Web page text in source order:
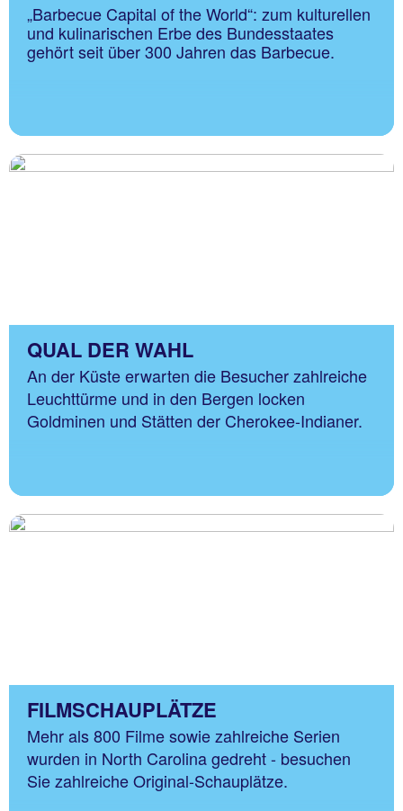
„Barbecue Capital of the World“: zum kulturellen
und kulinarischen Erbe des Bundesstaates
gehört seit über 300 Jahren das Barbecue.
QUAL DER WAHL
An der Küste erwarten die Besucher zahlreiche
Leuchttürme und in den Bergen locken
Goldminen und Stätten der Cherokee-Indianer.
FILMSCHAUPLÄTZE
Mehr als 800 Filme sowie zahlreiche Serien
wurden in North Carolina gedreht - besuchen
Sie zahlreiche Original-Schauplätze.